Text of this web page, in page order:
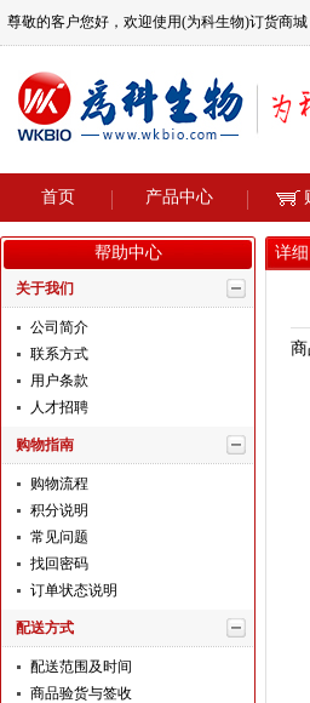
尊敬的客户您好，欢迎使用(为科生物)订货商城
首页 产品中心
帮助中心
关于我们
公司简介
联系方式
用户条款
人才招聘
购物指南
购物流程
积分说明
常见问题
找回密码
订单状态说明
配送方式
配送范围及时间
商品验货与签收
详